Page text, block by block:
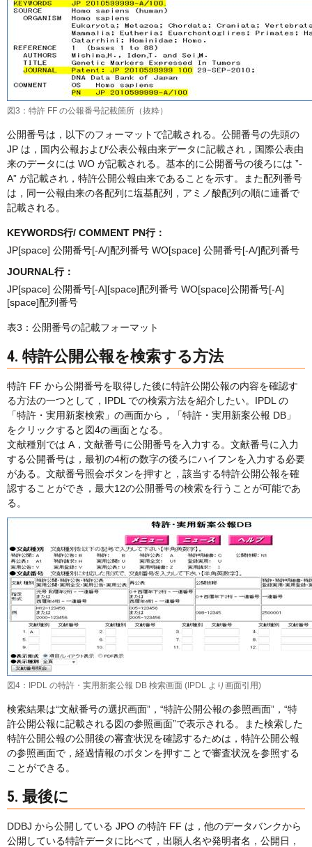
図3：特許 FF の公報番号記載箇所（抜粋）
公開番号は，以下のフォーマットで記載される。公開番号の先頭の
JP は，国内公報および公表公報由来データに記載され，国際公表由
来のデータには WO が記載される。基本的に公開番号の後ろには ”-
A” が記載され，特許公開公報由来であることを示す。また配列番号
は，同一公報由来の各配列に塩基配列，アミノ酸配列の順に連番で
記載される。
KEYWORDS行/ COMMENT PN行：
JP[space] 公開番号[-A/]配列番号 WO[space] 公開番号[-A/]配列番号
JOURNAL行：
JP[space] 公開番号[-A][space]配列番号 WO[space]公開番号[-A]
[space]配列番号
表3：公開番号の記載フォーマット
4. 特許公開公報を検索する方法
特許 FF から公開番号を取得した後に特許公開公報の内容を確認す
る方法の一つとして，IPDL での検索方法を紹介したい。IPDL の
「特許・実用新案検索」の画面から，「特許・実用新案公報 DB」
をクリックすると図4の画面となる。
文献種別では A，文献番号に公開番号を入力する。文献番号に入力
する公開番号は，最初の4桁の数字の後ろにハイフンを入力する必要
がある。文献番号照会ボタンを押すと，該当する特許公開公報を確
認することができ，最大12の公開番号の検索を行うことが可能であ
る。
図4：IPDL の特許・実用新案公報 DB 検索画面 (IPDL より画面引用)
検索結果は“文献番号の選択画面”，“特許公開公報の参照画面”，“特
許公開公報に記載される図の参照画面”で表示される。また検索した
特許公開公報の公開後の審査状況を確認するためは，特許公開公報
の参照画面で，経過情報のボタンを押すことで審査状況を参照する
ことができる。
5. 最後に
DDBJ から公開している JPO の特許 FF は，他のデータバンクから
公開している特許データに比べて，出願人名や発明者名，公開日，